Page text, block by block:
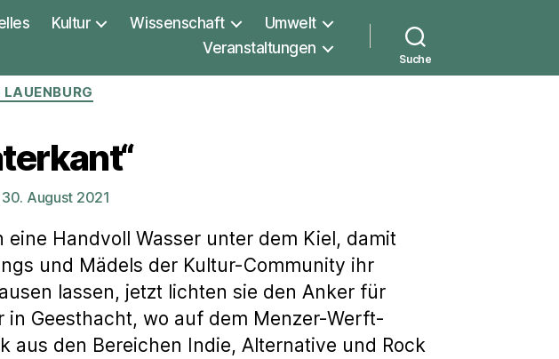
Kultur Wissenschaft
Umwelt
Veranstaltungen
Suche
30. August 2021
Handvoll Wasser unter dem Kiel, damit
und Mädels der Kultur-Community ihr
lassen, jetzt lichten sie den Anker für
in Geesthacht, wo auf dem Menzer-Werft-
aus den Bereichen Indie, Alternative und Rock